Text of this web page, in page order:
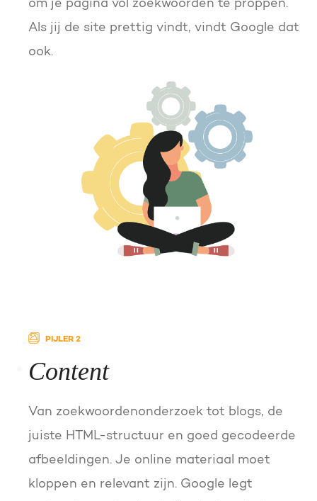
om je pagina vol zoekwoorden te proppen.
Als jij de site prettig vindt, vindt Google dat
ook.
PIJLER 2
Content
Van zoekwoordenonderzoek tot blogs, de
juiste HTML-structuur en goed gecodeerde
afbeeldingen. Je online materiaal moet
kloppen en relevant zijn. Google legt